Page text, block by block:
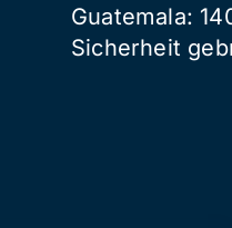
Guatemala:
Sicherheit